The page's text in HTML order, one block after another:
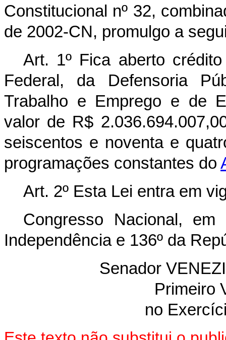
Constitucional nº 32,
de 2002-CN, promulgo a
Art. 1º Fica aberto
Federal, da Defensoria
Trabalho e Emprego e de
valor de R$
seiscentos e noventa e
programações constantes do
Art. 2º Esta Lei entra em
Congresso Nacional,
Independência e 136º da
Senador
Primeiro
no